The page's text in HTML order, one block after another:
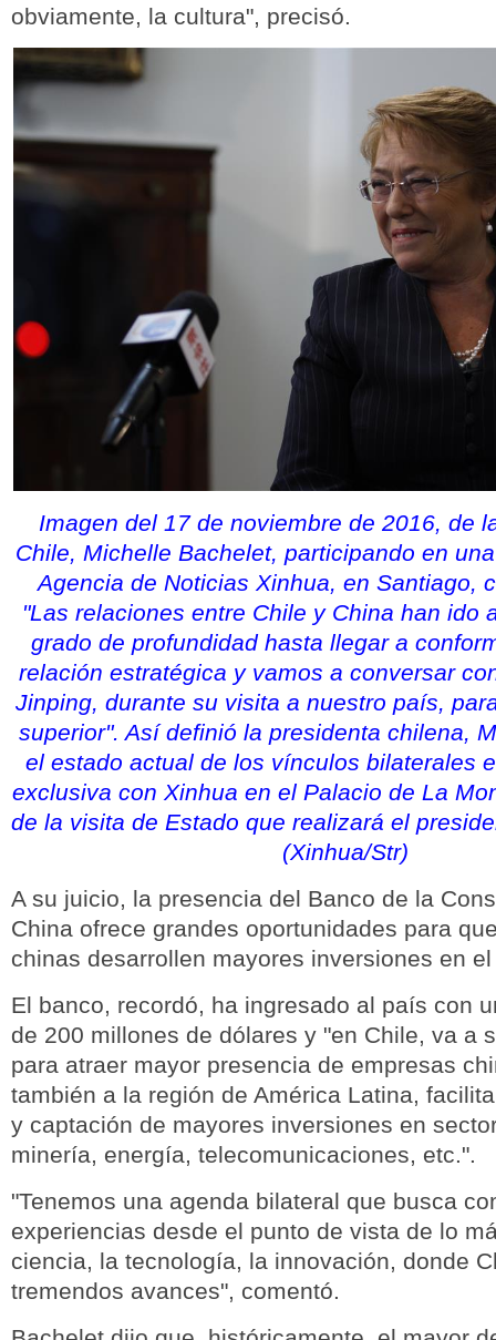
obviamente, la cultura", precisó.
Imagen del 17 de noviembre de 2016, de
Chile, Michelle Bachelet, participando en
Agencia de Noticias Xinhua, en Santiago,
"Las relaciones entre Chile y China han ido
grado de profundidad hasta llegar a
relación estratégica y vamos a conversar
Jinping, durante su visita a nuestro país,
superior". Así definió la presidenta chilena,
el estado actual de los vínculos bilaterales
exclusiva con Xinhua en el Palacio de La
de la visita de Estado que realizará el
(Xinhua/Str)
A su juicio, la presencia del Banco de la
China ofrece grandes oportunidades para
chinas desarrollen mayores inversiones en
El banco, recordó, ha ingresado al país con
de 200 millones de dólares y "en Chile, va a
para atraer mayor presencia de empresas
también a la región de América Latina,
y captación de mayores inversiones en
minería, energía, telecomunicaciones, etc.".
"Tenemos una agenda bilateral que busca
experiencias desde el punto de vista de lo
ciencia, la tecnología, la innovación, donde
tremendos avances", comentó.